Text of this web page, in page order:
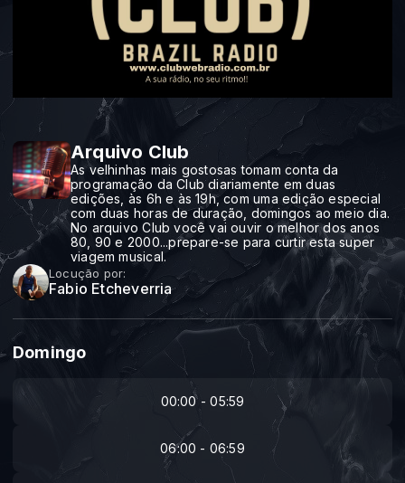
Arquivo Club
As velhinhas mais gostosas tomam conta da
programação da Club diariamente em duas
edições, às 6h e às 19h, com uma edição especial
com duas horas de duração, domingos ao meio dia.
No arquivo Club você vai ouvir o melhor dos anos
80, 90 e 2000...prepare-se para curtir esta super
viagem musical.
Locução por:
Fabio Etcheverria
Domingo
00:00 - 05:59
06:00 - 06:59